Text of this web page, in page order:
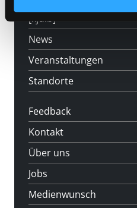
[kju:b]
News
Veranstaltungen
Standorte
Feedback
Kontakt
Über uns
Jobs
Medienwunsch